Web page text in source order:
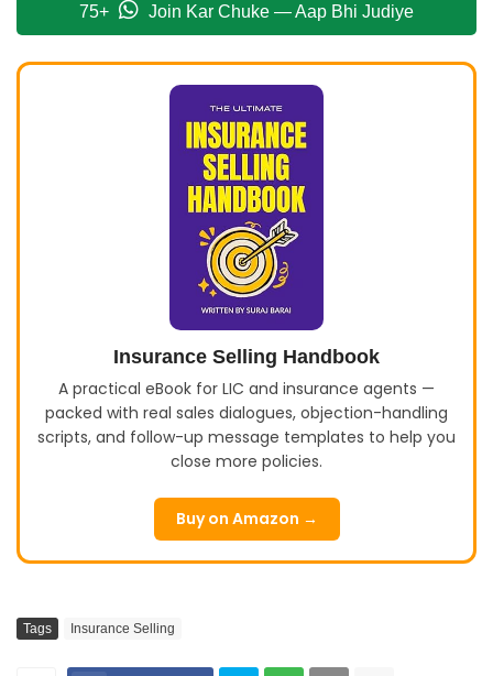
75+ Join Kar Chuke — Aap Bhi Judiye
Insurance Selling Handbook
A practical eBook for LIC and insurance agents —
packed with real sales dialogues, objection-handling
scripts, and follow-up message templates to help you
close more policies.
Buy on Amazon →
Tags Insurance Selling